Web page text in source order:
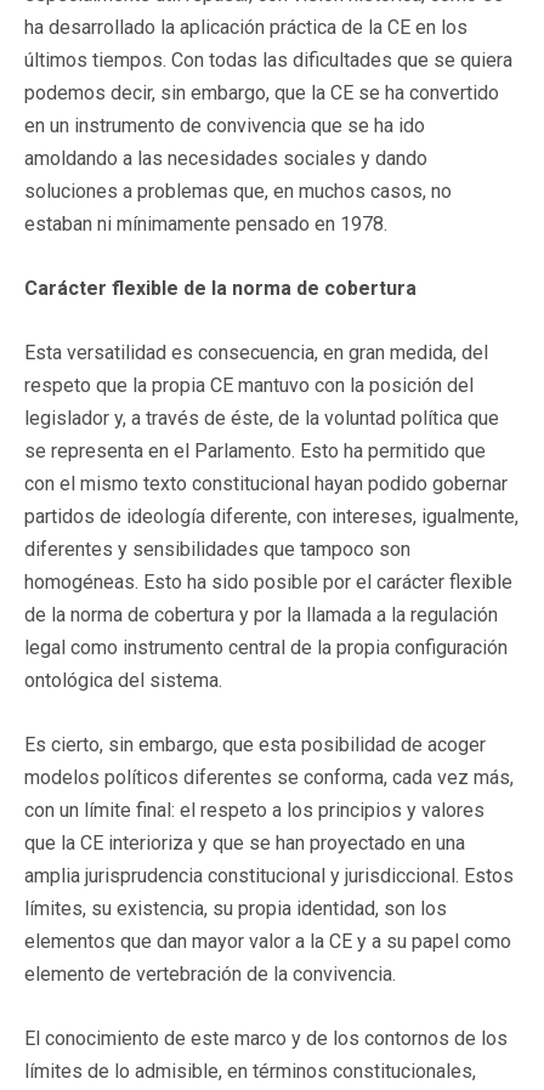
ha desarrollado la aplicación práctica de la CE en los
últimos tiempos. Con todas las dificultades que se quiera
podemos decir, sin embargo, que la CE se ha convertido
en un instrumento de convivencia que se ha ido
amoldando a las necesidades sociales y dando
soluciones a problemas que, en muchos casos, no
estaban ni mínimamente pensado en 1978.
Carácter flexible de la norma de cobertura
Esta versatilidad es consecuencia, en gran medida, del
respeto que la propia CE mantuvo con la posición del
legislador y, a través de éste, de la voluntad política que
se representa en el Parlamento. Esto ha permitido que
con el mismo texto constitucional hayan podido gobernar
partidos de ideología diferente, con intereses, igualmente,
diferentes y sensibilidades que tampoco son
homogéneas. Esto ha sido posible por el carácter flexible
de la norma de cobertura y por la llamada a la regulación
legal como instrumento central de la propia configuración
ontológica del sistema.
Es cierto, sin embargo, que esta posibilidad de acoger
modelos políticos diferentes se conforma, cada vez más,
con un límite final: el respeto a los principios y valores
que la CE interioriza y que se han proyectado en una
amplia jurisprudencia constitucional y jurisdiccional. Estos
límites, su existencia, su propia identidad, son los
elementos que dan mayor valor a la CE y a su papel como
elemento de vertebración de la convivencia.
El conocimiento de este marco y de los contornos de los
límites de lo admisible, en términos constitucionales,